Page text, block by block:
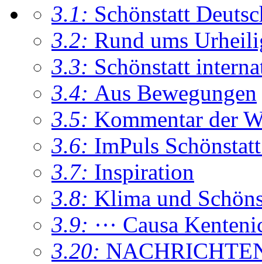
3.1: Schönstatt
3.2: Rund ums
3.3: Schönstatt
3.4: Aus Bewegungen
3.5: Kommentar der
3.6: ImPuls
3.7: Inspiration
3.8: Klima und
3.9: ··· Causa
3.20: